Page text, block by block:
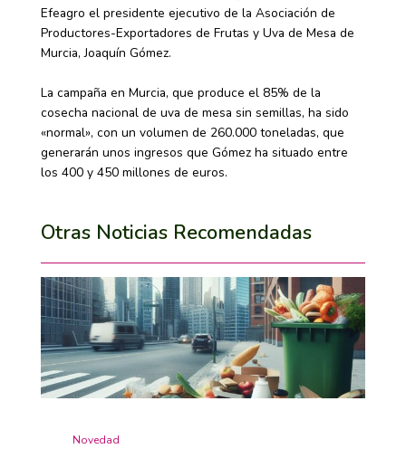
Efeagro el presidente ejecutivo de la Asociación de
Productores-Exportadores de Frutas y Uva de Mesa de
Murcia, Joaquín Gómez.
La campaña en Murcia, que produce el 85% de la
cosecha nacional de uva de mesa sin semillas, ha sido
«normal», con un volumen de 260.000 toneladas, que
generarán unos ingresos que Gómez ha situado entre
los 400 y 450 millones de euros.
Otras Noticias Recomendadas
Novedad